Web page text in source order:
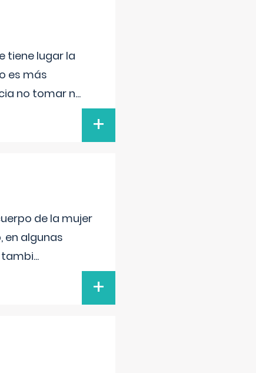
tiene lugar la
es más
no tomar n...
+
de la mujer
en algunas
tambi...
+